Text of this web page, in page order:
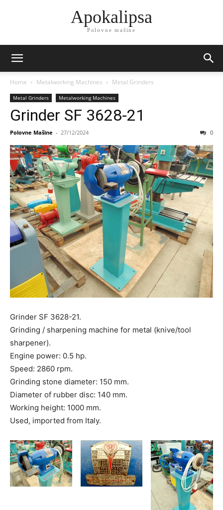
Apokalipsa
Polovne mašine
Home Metalworking Machines Metal Grinders
Metal Grinders Metalworking Machines
Grinder SF 3628-21
Polovne Mašine - 27/12/2024 0
Grinder SF 3628-21.
Grinding / sharpening machine for metal (knive/tool
sharpener).
Engine power: 0.5 hp.
Speed: 2860 rpm.
Grinding stone diameter: 150 mm.
Diameter of rubber disc: 140 mm.
Working height: 1000 mm.
Used, imported from Italy.